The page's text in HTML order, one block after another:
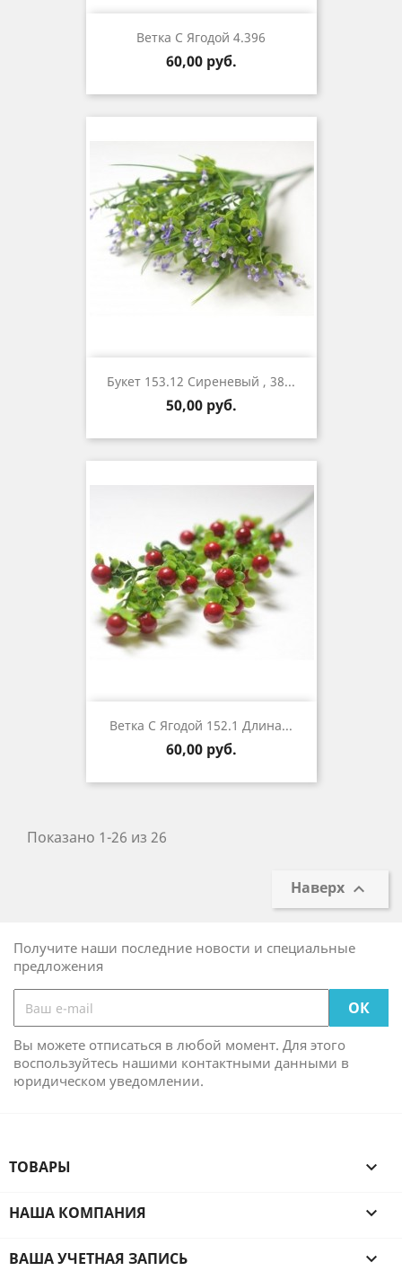
Ветка С Ягодой 4.396
Цена
60,00 руб.
Букет 153.12 Сиреневый , 38...
Цена
50,00 руб.
Ветка С Ягодой 152.1 Длина...
Цена
60,00 руб.
Показано 1-26 из 26
Наверх 
Получите наши последние новости и специальные
предложения
Вы можете отписаться в любой момент. Для этого
воспользуйтесь нашими контактными данными в
юридическом уведомлении.
ТОВАРЫ 
НАША КОМПАНИЯ 
ВАША УЧЕТНАЯ ЗАПИСЬ 